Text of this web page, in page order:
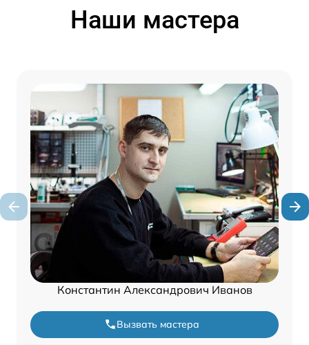
Наши мастера
Константин Александрович Иванов
Вызвать мастера